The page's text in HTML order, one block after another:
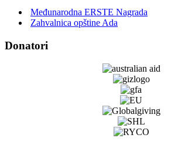
Međunarodna ERSTE Nagrada
Zahvalnica opštine Ada
Donatori